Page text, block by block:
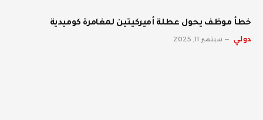
خطأ موظف يحول عطلة أميركيتين لمغامرة كوميدية
دولي سبتمبر 11, 2025